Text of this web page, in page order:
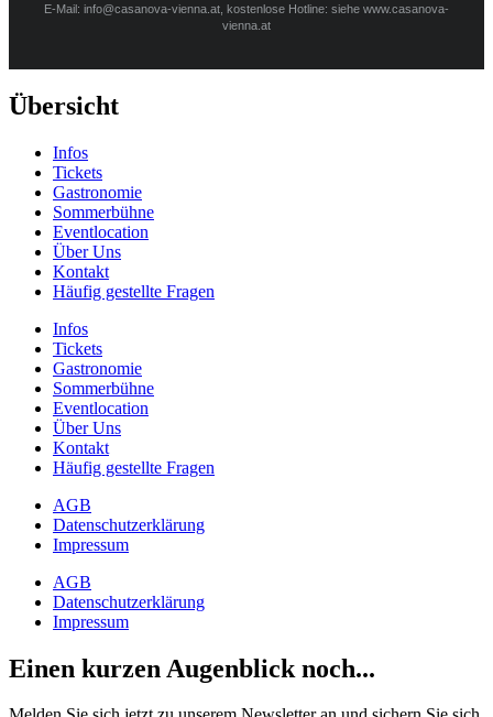
E-Mail: info@casanova-vienna.at, kostenlose Hotline: siehe www.casanova-
vienna.at
Übersicht
Infos
Tickets
Gastronomie
Sommerbühne
Eventlocation
Über Uns
Kontakt
Häufig gestellte Fragen
Infos
Tickets
Gastronomie
Sommerbühne
Eventlocation
Über Uns
Kontakt
Häufig gestellte Fragen
AGB
Datenschutzerklärung
Impressum
AGB
Datenschutzerklärung
Impressum
Einen kurzen Augenblick noch...